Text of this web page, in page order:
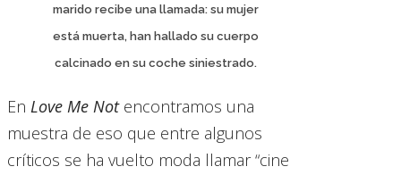
marido recibe una llamada: su mujer
está muerta, han hallado su cuerpo
calcinado en su coche siniestrado.
En Love Me Notencontramos una
muestra de eso que entre algunos
críticos se ha vuelto moda llamar “cine